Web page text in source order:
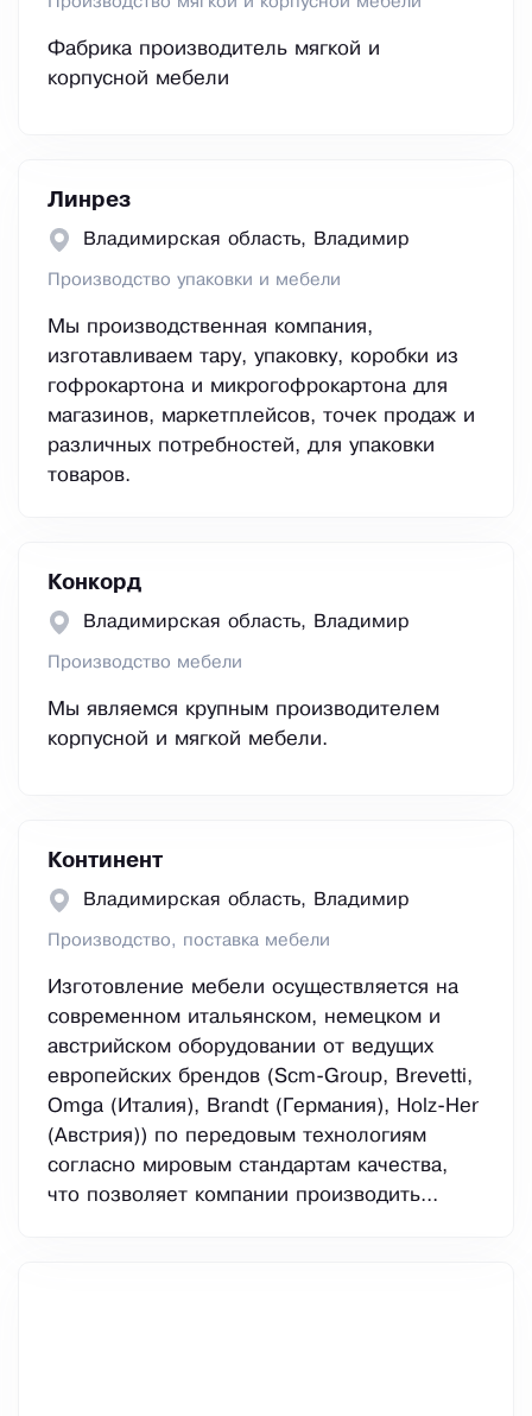
Фабрика производитель мягкой и
корпусной мебели
Линрез
Владимирская область, Владимир
Производство упаковки и мебели
Мы производственная компания,
изготавливаем тару, упаковку, коробки из
гофрокартона и микрогофрокартона для
магазинов, маркетплейсов, точек продаж и
различных потребностей, для упаковки
товаров.
Конкорд
Владимирская область, Владимир
Производство мебели
Мы являемся крупным производителем
корпусной и мягкой мебели.
Континент
Владимирская область, Владимир
Производство, поставка мебели
Изготовление мебели осуществляется на
современном итальянском, немецком и
австрийском оборудовании от ведущих
европейских брендов (Scm-Group, Brevetti,
Omga (Италия), Brandt (Германия), Holz-Her
(Австрия)) по передовым технологиям
согласно мировым стандартам качества,
что позволяет компании производить...